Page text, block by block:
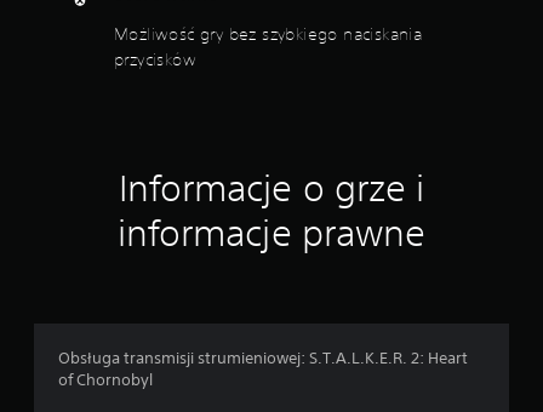
Możliwość gry bez szybkiego naciskania
przycisków
Informacje o grze i
informacje prawne
Obsługa transmisji strumieniowej: S.T.A.L.K.E.R. 2: Heart
of Chornobyl